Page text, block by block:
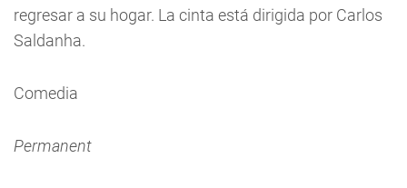
regresar a su hogar. La cinta está dirigida por Carlos
Saldanha.
Comedia
Permanent